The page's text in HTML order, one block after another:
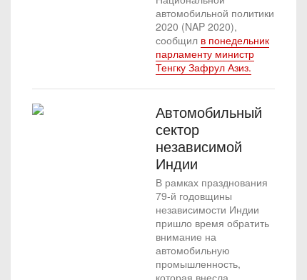
автомобильной политики
2020 (NAP 2020),
сообщил в понедельник
парламенту министр
Тенгку Зафрул Азиз.
Автомобильный
сектор
независимой
Индии
В рамках празднования
79-й годовщины
независимости Индии
пришло время обратить
внимание на
автомобильную
промышленность,
которая внесла